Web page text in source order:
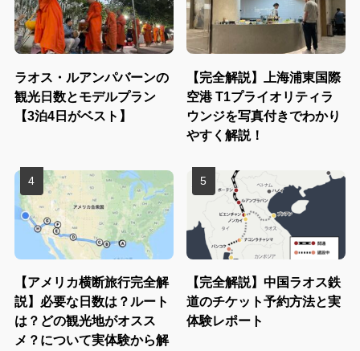
ラオス・ルアンパバーンの
観光日数とモデルプラン
【3泊4日がベスト】
【完全解説】上海浦東国際
空港 T1プライオリティラ
ウンジを写真付きでわかり
やすく解説！
【アメリカ横断旅行完全解
説】必要な日数は？ルート
は？どの観光地がオスス
メ？について実体験から解
【完全解説】中国ラオス鉄
道のチケット予約方法と実
体験レポート